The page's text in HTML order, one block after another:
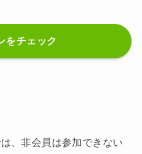
をチェック
、非会員は参加できない